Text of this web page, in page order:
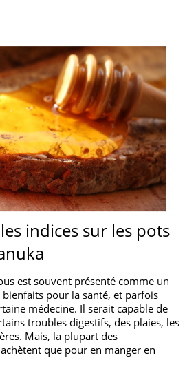
indices sur les pots
est souvent présenté comme un
pour la santé, et parfois
médecine. Il serait capable de
troubles digestifs, des plaies, les
Mais, la plupart des
que pour en manger en